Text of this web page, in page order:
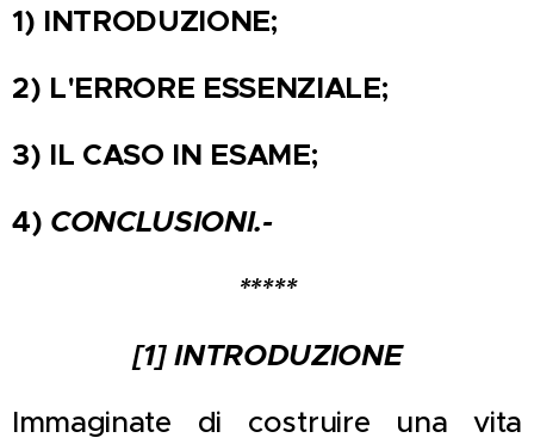
1) INTRODUZIONE;
2) L'ERRORE ESSENZIALE;
3) IL CASO IN ESAME;
4) CONCLUSIONI.-
*****
[1] INTRODUZIONE
Immaginate di costruire una vita